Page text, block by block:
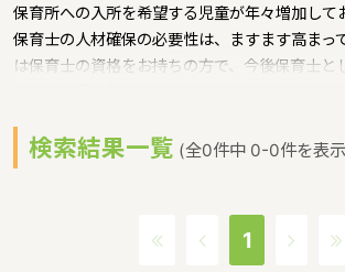
保育所への入所を希望する児童が年々増加して
保育士の人材確保の必要性は、ますます高まっ
は保育士の資格をお持ちの方で、今後保育士と
に関する取り組みを行っています。
岡山県の政令指定都市は岡山市、人口は
町村は27。岡山県の家賃相場：5.6万円（2017
検索結果一覧 (全0件中 0-0件を表
1